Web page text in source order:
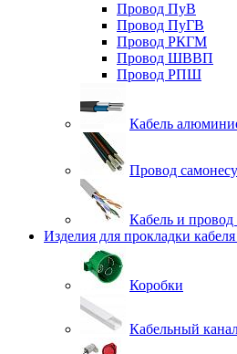
Провод ПуВ
Провод ПуГВ
Провод РКГМ
Провод ШВВП
Провод РПШ
Кабель
Провод
Кабель и провод
Изделия для прокладки
Коробки
Кабельный